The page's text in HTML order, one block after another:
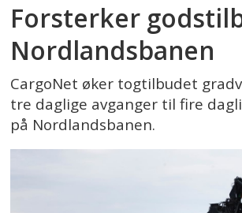
Forsterker
Nordlandsbanen
CargoNet øker togtilbudet
tre daglige avganger til fire
på Nordlandsbanen.